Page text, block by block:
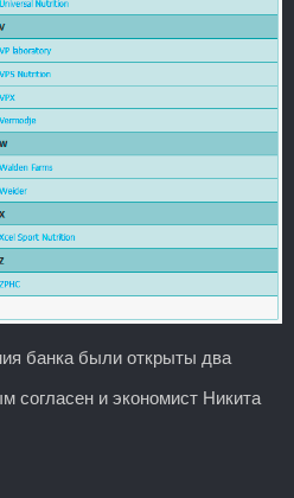
банка были открыты два
и экономист Никита